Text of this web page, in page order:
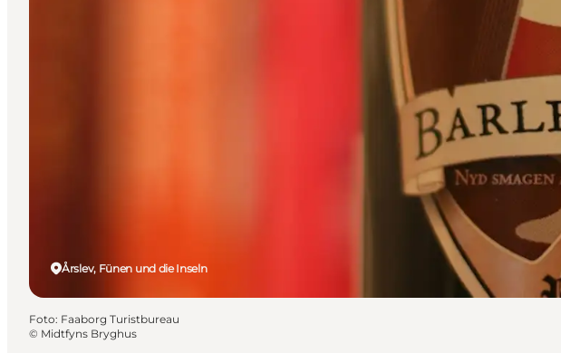
Årslev, Fünen und die Inseln
Foto: Faaborg Turistbureau
© Midtfyns Bryghus